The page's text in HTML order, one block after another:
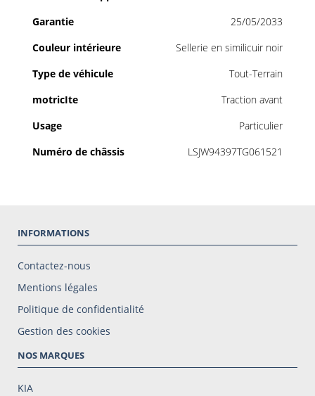
Garantie
25/05/2033
Couleur intérieure
Sellerie en similicuir noir
Type de véhicule
Tout-Terrain
motricIte
Traction avant
Usage
Particulier
Numéro de châssis
LSJW94397TG061521
INFORMATIONS
Contactez-nous
Mentions légales
Politique de confidentialité
Gestion des cookies
NOS MARQUES
KIA